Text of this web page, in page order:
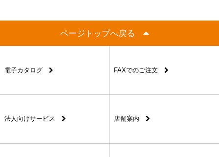
ページトップへ戻る
電子カタログ FAXでのご注文
法人向けサービス 店舗案内